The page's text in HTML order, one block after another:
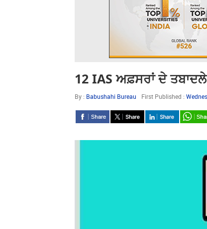
12 IAS ਅਫ਼ਸਰਾਂ ਦੇ ਤਬਾਦਲੇ
By : Babushahi Bureau First Published :